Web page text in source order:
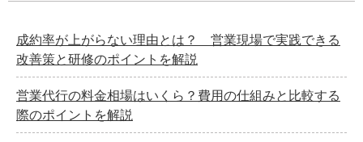
成約率が上がらない理由とは？ 営業現場で実践できる
改善策と研修のポイントを解説
営業代行の料金相場はいくら？費用の仕組みと比較する
際のポイントを解説